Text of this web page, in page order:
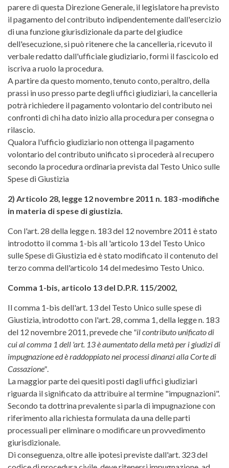
parere di questa Direzione Generale, il legislatore ha previsto
il pagamento del contributo indipendentemente dall'esercizio
di una funzione giurisdizionale da parte del giudice
dell'esecuzione, si può ritenere che la cancelleria, ricevuto il
verbale redatto dall'ufficiale giudiziario, formi il fascicolo ed
iscriva a ruolo la procedura.
A partire da questo momento, tenuto conto, peraltro, della
prassi in uso presso parte degli uffici giudiziari, la cancelleria
potrà richiedere il pagamento volontario del contributo nei
confronti di chi ha dato inizio alla procedura per consegna o
rilascio.
Qualora l'ufficio giudiziario non ottenga il pagamento
volontario del contributo unificato si procederà al recupero
secondo la procedura ordinaria prevista dal Testo Unico sulle
Spese di Giustizia
2) Articolo 28, legge 12 novembre 2011 n. 183 -modifiche
in materia di spese di giustizia.
Con l'art. 28 della legge n. 183 del 12 novembre 2011 è stato
introdotto il comma 1-bis all 'articolo 13 del Testo Unico
sulle Spese di Giustizia ed è stato modificato il contenuto del
terzo comma dell'articolo 14 del medesimo Testo Unico.
Comma 1-bis, articolo 13 del D.P.R. 115/2002,
Il comma 1-bis dell'art. 13 del Testo Unico sulle spese di
Giustizia, introdotto con l'art. 28, comma 1, della legge n. 183
del 12 novembre 2011, prevede che "il contributo unificato di
cui al comma 1 dell 'art. 13 è aumentato della metà per i giudizi di
impugnazione ed è raddoppiato nei processi dinanzi alla Corte di
Cassazione".
La maggior parte dei quesiti posti dagli uffici giudiziari
riguarda il significato da attribuire al termine "impugnazioni".
Secondo ta dottrina prevalente si parla di impugnazione con
riferimento alla richiesta formulata da una delle parti
processuali per eliminare o modificare un provvedimento
giurisdizionale.
Di conseguenza, oltre alle ipotesi previste dall'art. 323 del